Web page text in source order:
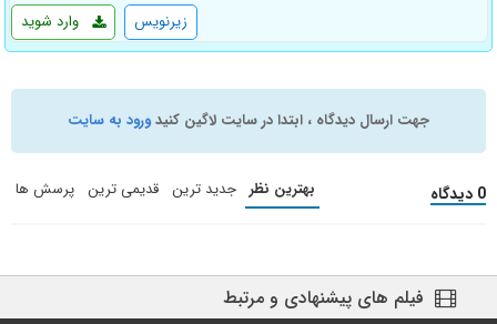
وارد شوید زیرنویس
جهت ارسال دیدگاه ، ابتدا در سایت لاگین کنیدورود به سایت
0 دیدگاه بهترین نظر جدید ترین قدیمی ترین پرسش ها
فیلم های پیشنهادی و مرتبط